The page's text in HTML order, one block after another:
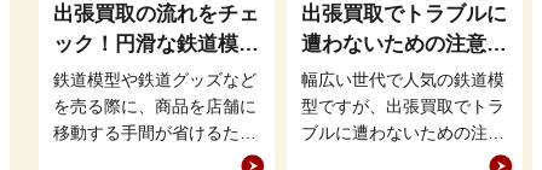
出張買取の流れをチェ
ック！円滑な鉄道模型
買取のために知ってお
きたいこと
鉄道模型や鉄道グッズなど
を売る際に、商品を店舗に
移動する手間が省けるため
出張買取でトラブルに
遭わないための注意点
とは？業者の選び方も
確認
幅広い世代で人気の鉄道模
型ですが、出張買取でトラ
ブルに遭わないための注意
点はどのようなものがある